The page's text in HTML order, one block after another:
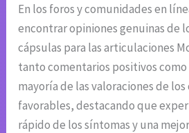
En los foros y comunidades en
encontrar opiniones genuinas de
cápsulas para las articulaciones
tanto comentarios positivos como
mayoría de las valoraciones de
favorables, destacando que
rápido de los síntomas y una